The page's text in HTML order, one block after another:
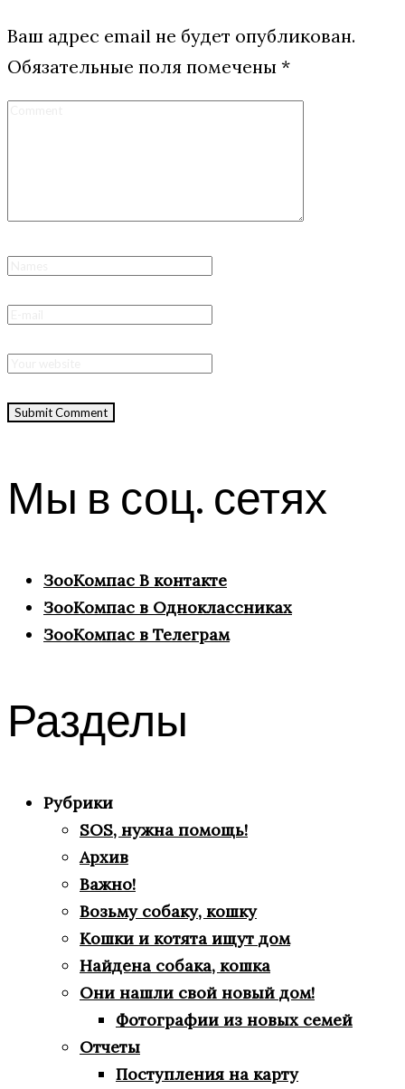
Ваш адрес email не будет опубликован.
Обязательные поля помечены *
Мы в соц. сетях
ЗооКомпас В контакте
ЗооКомпас в Одноклассниках
ЗооКомпас в Телеграм
Разделы
Рубрики
SOS, нужна помощь!
Архив
Важно!
Возьму собаку, кошку
Кошки и котята ищут дом
Найдена собака, кошка
Они нашли свой новый дом!
Фотографии из новых семей
Отчеты
Поступления на карту